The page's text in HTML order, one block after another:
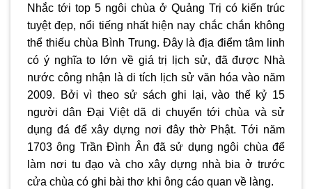
Nhắc tới top 5 ngôi chùa ở Quảng Trị có kiến trúc
tuyệt đẹp, nổi tiếng nhất hiện nay chắc chắn không
thể thiếu chùa Bình Trung. Đây là địa điểm tâm linh
có ý nghĩa to lớn về giá trị lịch sử, đã được Nhà
nước công nhận là di tích lịch sử văn hóa vào năm
2009. Bởi vì theo sử sách ghi lại, vào thế kỷ 15
người dân Đại Việt dã di chuyển tới chùa và sử
dụng đá để xây dựng nơi đây thờ Phật. Tới năm
1703 ông Trần Đình Ân đã sử dụng ngôi chùa để
làm nơi tu đạo và cho xây dựng nhà bia ở trước
cửa chùa có ghi bài thơ khi ông cáo quan về làng.